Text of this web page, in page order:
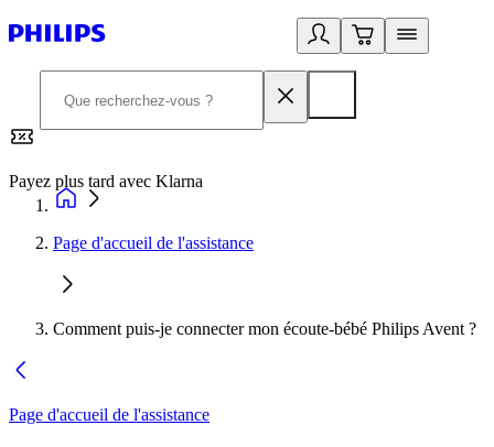
Payez plus tard avec Klarna
Page d'accueil de l'assistance
Comment puis-je connecter mon écoute-bébé Philips Avent ?
Page d'accueil de l'assistance